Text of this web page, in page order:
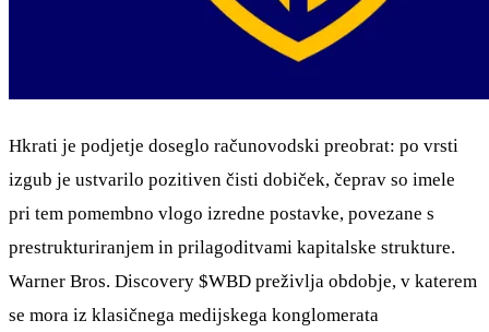
Hkrati je podjetje doseglo računovodski preobrat: po vrsti
izgub je ustvarilo pozitiven čisti dobiček, čeprav so imele
pri tem pomembno vlogo izredne postavke, povezane s
prestrukturiranjem in prilagoditvami kapitalske strukture.
Warner Bros. Discovery $WBD preživlja obdobje, v katerem
se mora iz klasičnega medijskega konglomerata